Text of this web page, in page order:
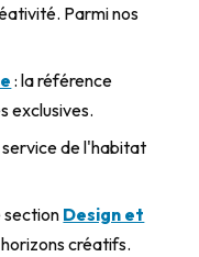
Parmi nos
: la référence
exclusives.
service de l'habitat
sectionDesign et
créatifs.